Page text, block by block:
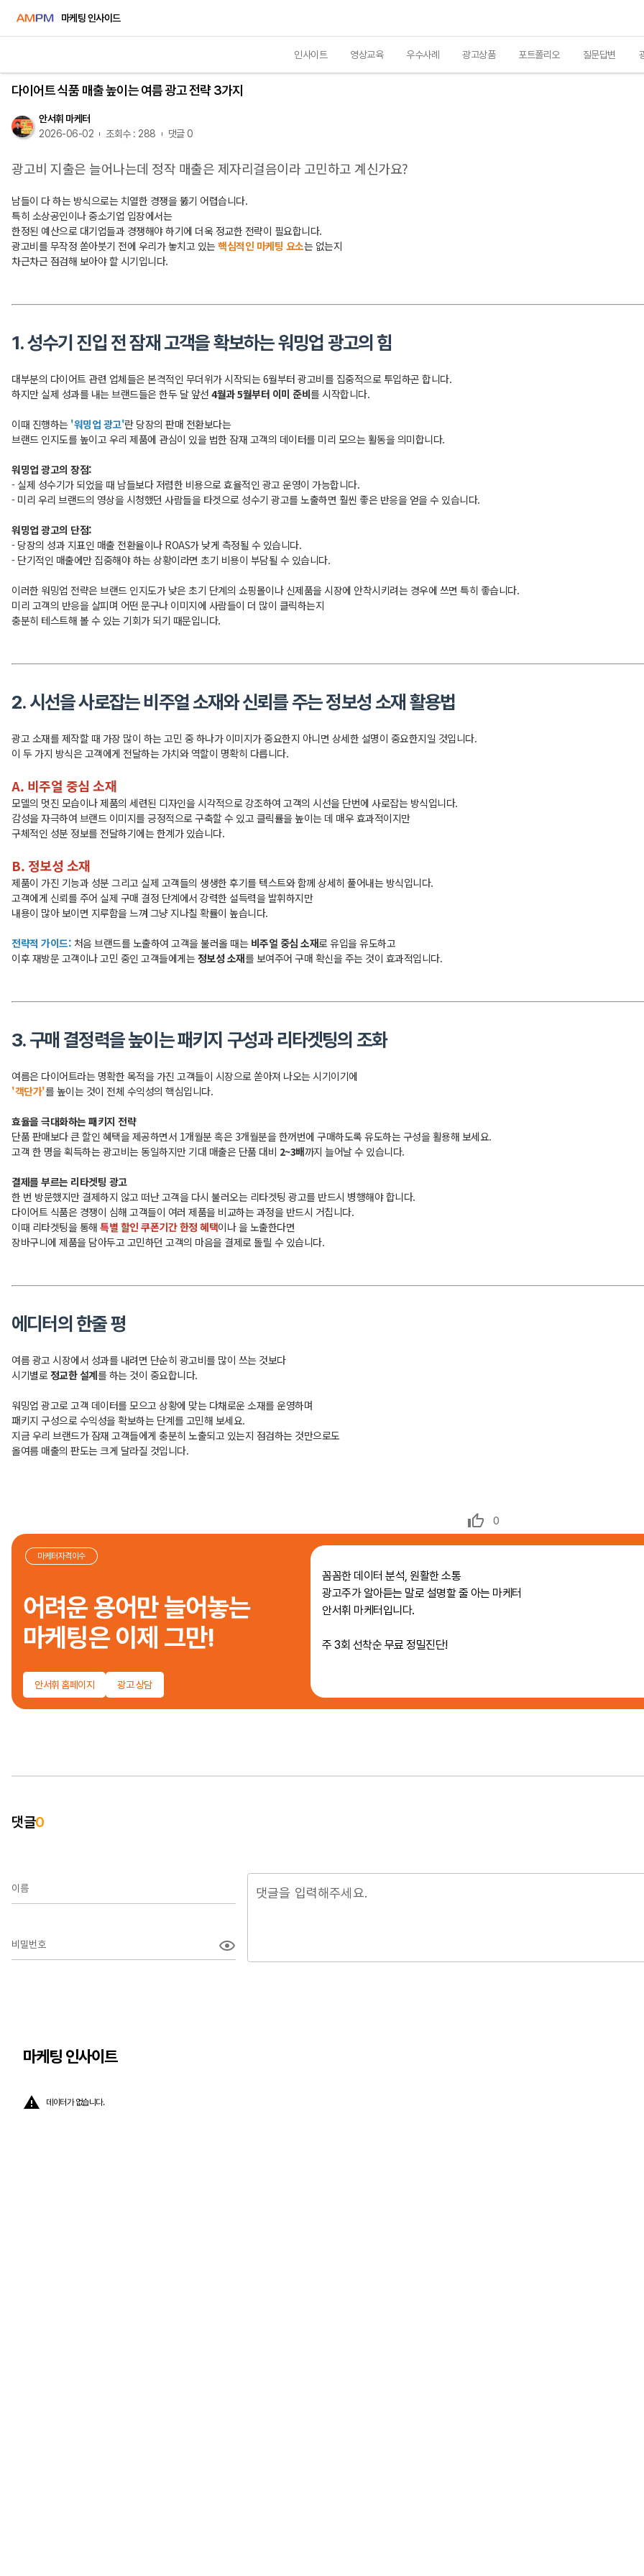
마케팅 인사이드
인사이트 영상교육 우수사례 광고상품 포트폴리오 질문답변
다이어트 식품 매출 높이는 여름 광고 전략 3가지
안서휘 마케터
2026-06-02
조회수 : 288 댓글 0
광고비 지출은 늘어나는데 정작 매출은 제자리걸음이라 고민하고 계신가요?
남들이 다 하는 방식으로는 치열한 경쟁을 뚫기 어렵습니다.
특히 소상공인이나 중소기업 입장에서는
한정된 예산으로 대기업들과 경쟁해야 하기에 더욱 정교한 전략이 필요합니다.
광고비를 무작정 쏟아붓기 전에 우리가 놓치고 있는핵심적인 마케팅 요소는 없는지
차근차근 점검해 보아야 할 시기입니다.
1. 성수기 진입 전 잠재 고객을 확보하는 워밍업 광고의 힘
대부분의 다이어트 관련 업체들은 본격적인 무더위가 시작되는 6월부터 광고비를 집중적으로 투입하곤 합니다.
하지만 실제 성과를 내는 브랜드들은 한두 달 앞선 4월과 5월부터 이미 준비를 시작합니다.
이때 진행하는 '워밍업 광고'란 당장의 판매 전환보다는
브랜드 인지도를 높이고 우리 제품에 관심이 있을 법한 잠재 고객의 데이터를 미리 모으는 활동을 의미합니다.
워밍업 광고의 장점:
- 실제 성수기가 되었을 때 남들보다 저렴한 비용으로 효율적인 광고 운영이 가능합니다.
- 미리 우리 브랜드의 영상을 시청했던 사람들을 타겟으로 성수기 광고를 노출하면 훨씬 좋은 반응을 얻을 수 있습니다.
워밍업 광고의 단점:
- 당장의 성과 지표인 매출 전환율이나 ROAS가 낮게 측정될 수 있습니다.
- 단기적인 매출에만 집중해야 하는 상황이라면 초기 비용이 부담될 수 있습니다.
이러한 워밍업 전략은 브랜드 인지도가 낮은 초기 단계의 쇼핑몰이나 신제품을 시장에 안착시키려는 경우에 쓰면 특히 좋습니다.
미리 고객의 반응을 살피며 어떤 문구나 이미지에 사람들이 더 많이 클릭하는지
충분히 테스트해 볼 수 있는 기회가 되기 때문입니다.
2. 시선을 사로잡는 비주얼 소재와 신뢰를 주는 정보성 소재 활용법
광고 소재를 제작할 때 가장 많이 하는 고민 중 하나가 이미지가 중요한지 아니면 상세한 설명이 중요한지일 것입니다.
이 두 가지 방식은 고객에게 전달하는 가치와 역할이 명확히 다릅니다.
A. 비주얼 중심 소재
모델의 멋진 모습이나 제품의 세련된 디자인을 시각적으로 강조하여 고객의 시선을 단번에 사로잡는 방식입니다.
감성을 자극하여 브랜드 이미지를 긍정적으로 구축할 수 있고 클릭률을 높이는 데 매우 효과적이지만
구체적인 성분 정보를 전달하기에는 한계가 있습니다.
B. 정보성 소재
제품이 가진 기능과 성분 그리고 실제 고객들의 생생한 후기를 텍스트와 함께 상세히 풀어내는 방식입니다.
고객에게 신뢰를 주어 실제 구매 결정 단계에서 강력한 설득력을 발휘하지만
내용이 많아 보이면 지루함을 느껴 그냥 지나칠 확률이 높습니다.
전략적 가이드: 처음 브랜드를 노출하여 고객을 불러올 때는 비주얼 중심 소재로 유입을 유도하고
이후 재방문 고객이나 고민 중인 고객들에게는정보성 소재를 보여주어 구매 확신을 주는 것이 효과적입니다.
3. 구매 결정력을 높이는 패키지 구성과 리타겟팅의 조화
여름은 다이어트라는 명확한 목적을 가진 고객들이 시장으로 쏟아져 나오는 시기이기에
'객단가'를 높이는 것이 전체 수익성의 핵심입니다.
효율을 극대화하는 패키지 전략
단품 판매보다 큰 할인 혜택을 제공하면서 1개월분 혹은 3개월분을 한꺼번에 구매하도록 유도하는 구성을 활용해 보세요.
고객 한 명을 획득하는 광고비는 동일하지만 기대 매출은 단품 대비 2~3배까지 늘어날 수 있습니다.
결제를 부르는 리타겟팅 광고
한 번 방문했지만 결제하지 않고 떠난 고객을 다시 불러오는 리타겟팅 광고를 반드시 병행해야 합니다.
다이어트 식품은 경쟁이 심해 고객들이 여러 제품을 비교하는 과정을 반드시 거칩니다.
이때 리타겟팅을 통해 특별 할인 쿠폰기간 한정 혜택이나 을 노출한다면
장바구니에 제품을 담아두고 고민하던 고객의 마음을 결제로 돌릴 수 있습니다.
에디터의 한줄 평
여름 광고 시장에서 성과를 내려면 단순히 광고비를 많이 쓰는 것보다
시기별로정교한 설계를 하는 것이 중요합니다.
워밍업 광고로 고객 데이터를 모으고 상황에 맞는 다채로운 소재를 운영하며
패키지 구성으로 수익성을 확보하는 단계를 고민해 보세요.
지금 우리 브랜드가 잠재 고객들에게 충분히 노출되고 있는지 점검하는 것만으로도
올여름 매출의 판도는 크게 달라질 것입니다.
0
마케터자격이수
어려운 용어만 늘어놓는
마케팅은 이제 그만!
안서휘 홈페이지 광고 상담
꼼꼼한 데이터 분석, 원활한 소통
광고주가 알아듣는 말로 설명할 줄 아는 마케터
안서휘 마케터입니다.
주 3회 선착순 무료 정밀진단!
댓글0
이름
비밀번호
마케팅 인사이트
데이터가 없습니다.